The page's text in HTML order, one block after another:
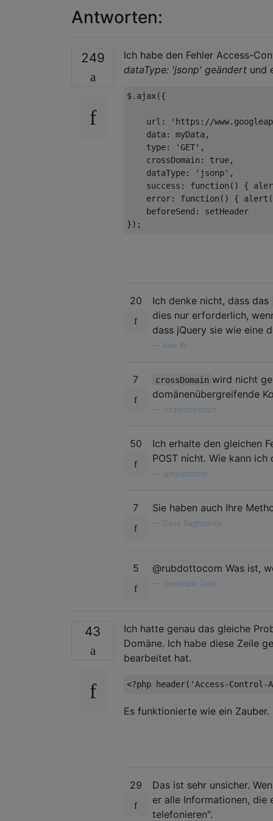
</script>
<div
data-role="content">
<input type= "button" value
<input
type "button"
<input
Antworten:
249 Ich habe den Fehler Access-
dataType: 'jsonp' geändert und
$. ajax({
    url
: 'https://
    data
: myData,
    type
: 'GET' ,
    crossDomain
: true,
    dataType
: 'jsonp' ,
    success
: function () {
    error
: function () { alert (
    beforeSend
:
});
20 Ich denke nicht, dass das
dies nur erforderlich,
dass jQuery sie wie eine
Alex W
7 crossDomain wird nicht
domänenübergreifende
Hitautodestruct
50
Ich erhalte den gleichen
POST nicht. Wie kann ich
iamjustcoder
7 Sie haben auch Ihre
Dave Baghdanov
5 @rubdottocom Was ist,
Developer Desk
43
Ich hatte genau das gleiche
Domäne. Ich habe diese Zeile
bearbeitet hat.
<?php header( 'Access-
Es funktionierte wie ein Zauber.
29
Das ist sehr unsicher.
er alle Informationen, die
telefonieren".